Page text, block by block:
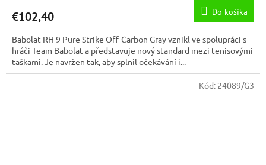
€102,40 Do košíka
Babolat RH 9 Pure Strike Off-Carbon Gray vznikl ve spolupráci s
hráči Team Babolat a představuje nový standard mezi tenisovými
taškami. Je navržen tak, aby splnil očekávání i...
Kód: 24089/G3